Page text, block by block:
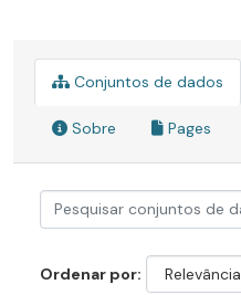
Conjuntos de dados
Sobre Pages
Ordenar por